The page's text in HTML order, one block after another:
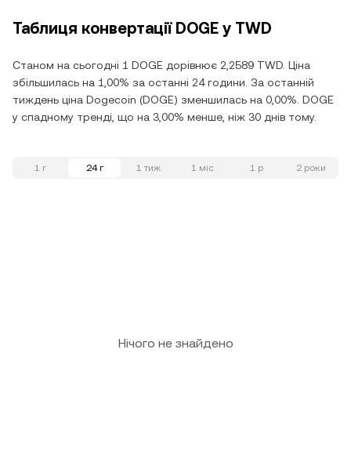
Таблиця конвертації DOGE у TWD
Станом на сьогодні 1 DOGE дорівнює 2,2589 TWD. Ціна
збільшилась на 1,00% за останні 24 години. За останній
тиждень ціна Dogecoin (DOGE) зменшилась на 0,00%. DOGE
у спадному тренді, що на 3,00% менше, ніж 30 днів тому.
1 г 24 г 1 тиж 1 міс 1 р 2 роки
Нічого не знайдено